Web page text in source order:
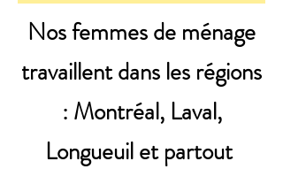
Nos femmes de ménage
travaillent dans les régions
: Montréal, Laval,
Longueuil et partout